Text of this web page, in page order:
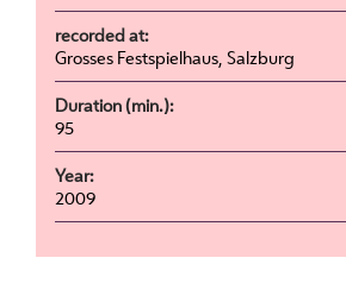
recorded at:
Grosses Festspielhaus, Salzburg
Duration (min.):
95
Year:
2009